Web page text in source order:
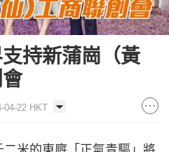
持新蒲崗（黃
04-22 HKT